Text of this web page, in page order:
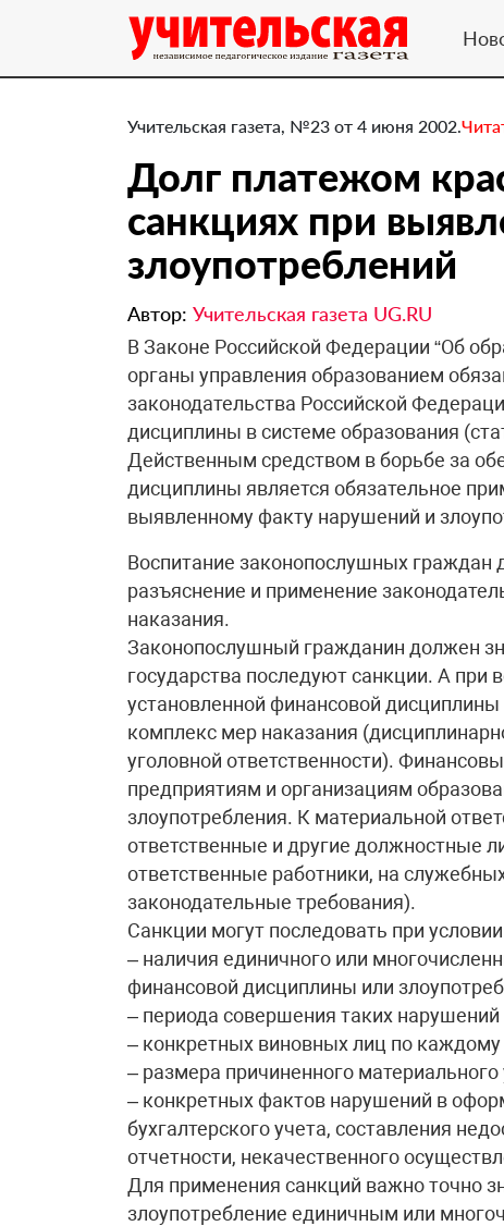
Учительская газета, №23 от 4 июня 2002.
Долг платежом
санкциях при
злоупотреблений
Автор: Учительская газета UG.RU
В Законе Российской Федерации “Об
органы управления образованием
законодательства Российской
дисциплины в системе образования
Действенным средством в борьбе за
дисциплины является обязательное
выявленному факту нарушений и
Воспитание законопослушных граждан
разъяснение и применение
наказания.
Законопослушный гражданин должен
государства последуют санкции. А
установленной финансовой
комплекс мер наказания
уголовной ответственности).
предприятиям и организациям
злоупотребления. К материальной
ответственные и другие должностные
ответственные работники, на
законодательные требования).
Санкции могут последовать при
– наличия единичного или
финансовой дисциплины или
– периода совершения таких нарушений
– конкретных виновных лиц по
– размера причиненного
– конкретных фактов нарушений в
бухгалтерского учета, составления
отчетности, некачественного
Для применения санкций важно точно
злоупотребление единичным или